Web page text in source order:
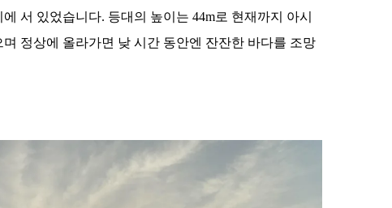
서 있었습니다. 등대의 높이는 44m로 현재까지 아시
정상에 올라가면 낮 시간 동안엔 잔잔한 바다를 조망
[도쿄] ‘도큐 전철 x Enjoy Tokyo Top to